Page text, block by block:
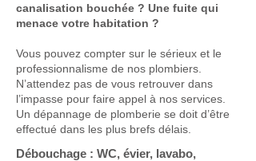
canalisation bouchée ? Une fuite qui
menace votre habitation ?
Vous pouvez compter sur le sérieux et le
professionnalisme de nos plombiers.
N’attendez pas de vous retrouver dans
l’impasse pour faire appel à nos services.
Un dépannage de plomberie se doit d’être
effectué dans les plus brefs délais.
Débouchage : WC, évier, lavabo,